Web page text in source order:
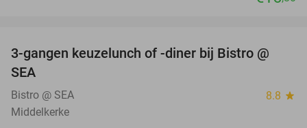
36%
3-gangen keuzelunch of -diner bij Bistro @
SEA
Bistro @ SEA 8.8 star
Middelkerke